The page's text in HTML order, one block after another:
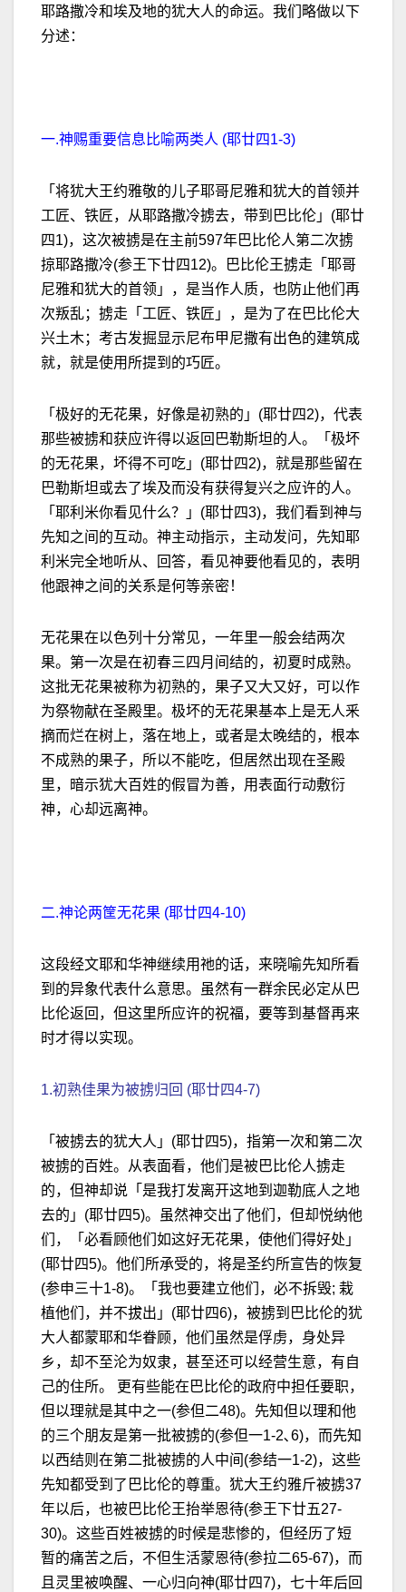
耶路撒冷和埃及地的犹大人的命运。我们略做以下
分述：
一.神赐重要信息比喻两类人 (耶廿四1-3)
「将犹大王约雅敬的儿子耶哥尼雅和犹大的首领并
工匠、铁匠，从耶路撒冷掳去，带到巴比伦」(耶廿
四1)，这次被掳是在主前597年巴比伦人第二次掳
掠耶路撒冷(参王下廿四12)。巴比伦王掳走「耶哥
尼雅和犹大的首领」，是当作人质，也防止他们再
次叛乱；掳走「工匠、铁匠」，是为了在巴比伦大
兴土木；考古发掘显示尼布甲尼撒有出色的建筑成
就，就是使用所提到的巧匠。
「极好的无花果，好像是初熟的」(耶廿四2)，代表
那些被掳和获应许得以返回巴勒斯坦的人。「极坏
的无花果，坏得不可吃」(耶廿四2)，就是那些留在
巴勒斯坦或去了埃及而没有获得复兴之应许的人。
「耶利米你看见什么？」(耶廿四3)，我们看到神与
先知之间的互动。神主动指示，主动发问，先知耶
利米完全地听从、回答，看见神要他看见的，表明
他跟神之间的关系是何等亲密！
无花果在以色列十分常见，一年里一般会结两次
果。第一次是在初春三四月间结的，初夏时成熟。
这批无花果被称为初熟的，果子又大又好，可以作
为祭物献在圣殿里。极坏的无花果基本上是无人釆
摘而烂在树上，落在地上，或者是太晚结的，根本
不成熟的果子，所以不能吃，但居然出现在圣殿
里，暗示犹大百姓的假冒为善，用表面行动敷衍
神，心却远离神。
二.神论两筐无花果 (耶廿四4-10)
这段经文耶和华神继续用祂的话，来晓喻先知所看
到的异象代表什么意思。虽然有一群余民必定从巴
比伦返回，但这里所应许的祝福，要等到基督再来
时才得以实现。
1.初熟佳果为被掳归回 (耶廿四4-7)
「被掳去的犹大人」(耶廿四5)，指第一次和第二次
被掳的百姓。从表面看，他们是被巴比伦人掳走
的，但神却说「是我打发离开这地到迦勒底人之地
去的」(耶廿四5)。虽然神交出了他们，但却悦纳他
们，「必看顾他们如这好无花果，使他们得好处」
(耶廿四5)。他们所承受的，将是圣约所宣告的恢复
(参申三十1-8)。「我也要建立他们，必不拆毁; 栽
植他们，并不拔出」(耶廿四6)，被掳到巴比伦的犹
大人都蒙耶和华眷顾，他们虽然是俘虏，身处异
乡，却不至沦为奴隶，甚至还可以经营生意，有自
己的住所。 更有些能在巴比伦的政府中担任要职，
但以理就是其中之一(参但二48)。先知但以理和他
的三个朋友是第一批被掳的(参但一1-2､6)，而先知
以西结则在第二批被掳的人中间(参结一1-2)，这些
先知都受到了巴比伦的尊重。犹大王约雅斤被掳37
年以后，也被巴比伦王抬举恩待(参王下廿五27-
30)。这些百姓被掳的时候是悲惨的，但经历了短
暂的痛苦之后，不但生活蒙恩待(参拉二65-67)，而
且灵里被唤醒、一心归向神(耶廿四7)，七十年后回